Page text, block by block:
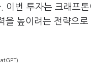
이번 투자는 크래프
높이려는 전략으로